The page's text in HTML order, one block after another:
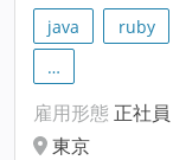
java ruby
…
雇用形態 正社員
東京